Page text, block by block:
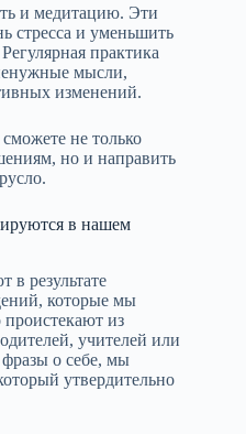
и медитацию. Эти
стресса и уменьшить
практика
мысли,
изменений.
не только
но и направить
в нашем
в результате
которые мы
из
учителей или
о себе, мы
утвердительно